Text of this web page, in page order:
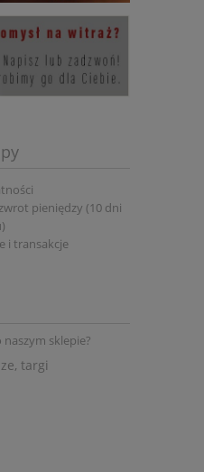
pieniędzy (10 dni
i transakcje
naszym sklepie?
targi